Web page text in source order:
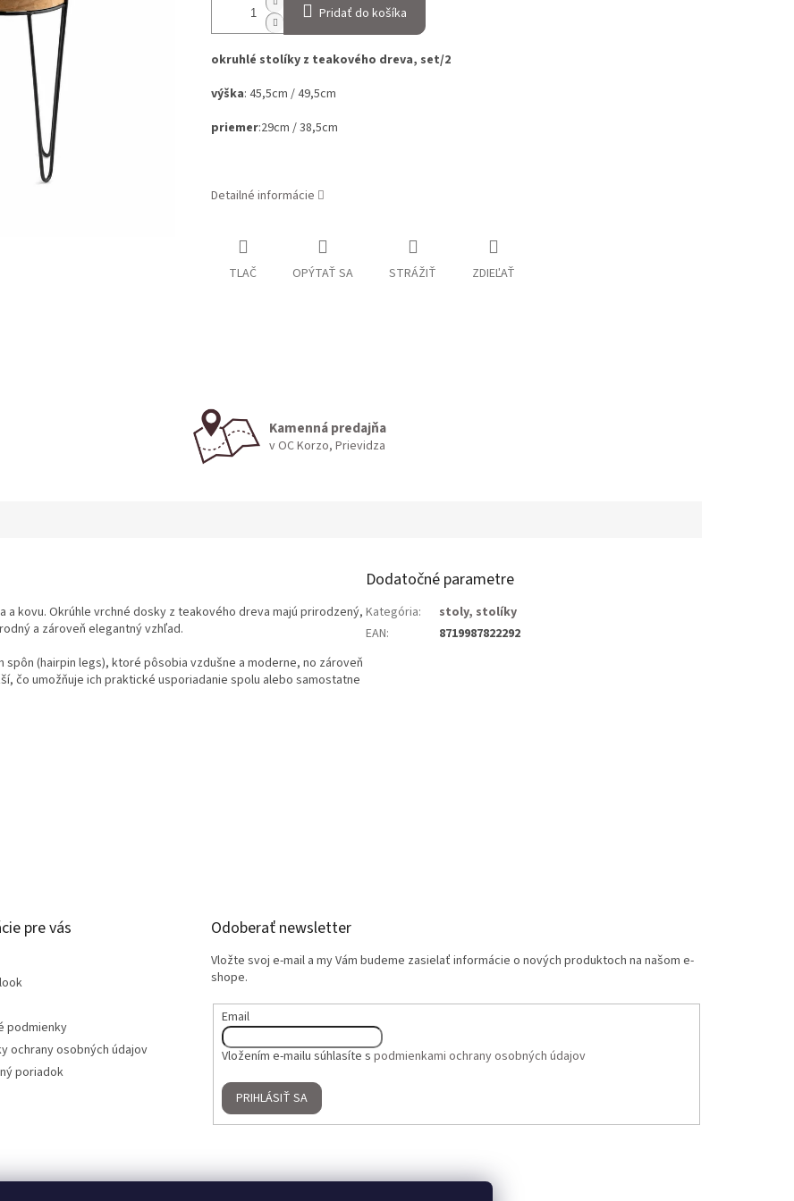
Pridať do košíka
okruhlé stolíky z teakového dreva, set/2
výška: 45,5cm / 49,5cm
priemer:29cm / 38,5cm
Detailné informácie
TLAČ OPÝTAŤ SA STRÁŽIŤ ZDIEĽAŤ
Kamenná predajňa
v OC Korzo, Prievidza
kovu. Okrúhle vrchné dosky z teakového dreva majú prirodzený,
a zároveň elegantný vzhľad.
(hairpin legs), ktoré pôsobia vzdušne a moderne, no zároveň
čo umožňuje ich praktické usporiadanie spolu alebo samostatne
Dodatočné parametre
Kategória:
stoly, stolíky
EAN: 8719987822292
pre vás
podmienky
ochrany osobných údajov
poriadok
Odoberať newsletter
Vložte svoj e-mail a my Vám budeme zasielať informácie o nových produktoch na našom e-
shope.
Email
Vložením e-mailu súhlasíte s podmienkami ochrany osobných údajov
PRIHLÁSIŤ SA